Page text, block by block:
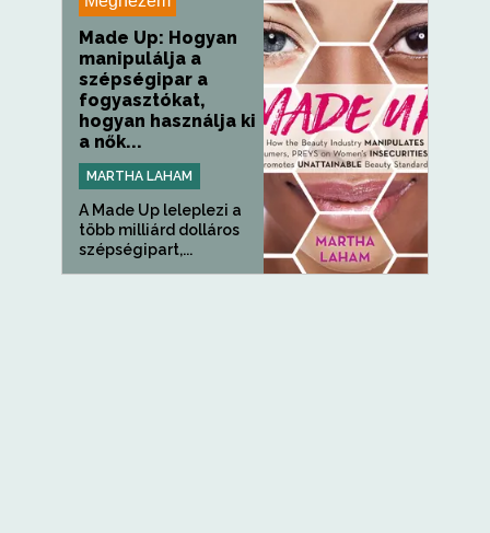
Made Up: Hogyan
manipulálja a
szépségipar a
fogyasztókat,
hogyan használja ki
a nők...
MARTHA LAHAM
A Made Up leleplezi a
több milliárd dolláros
szépségipart,...